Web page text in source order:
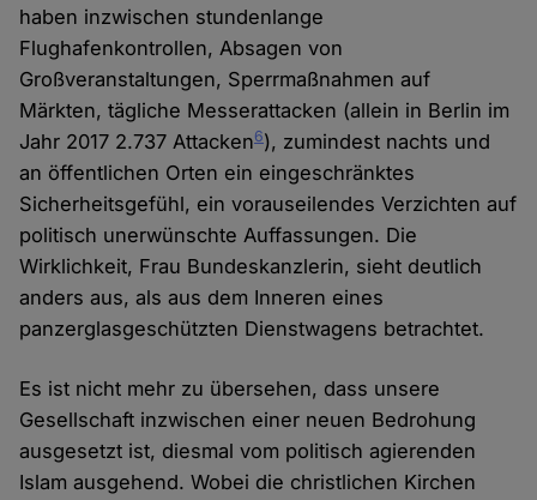
haben inzwischen stundenlange
Flughafenkontrollen, Absagen von
Großveranstaltungen, Sperrmaßnahmen auf
Märkten, tägliche Messerattacken (allein in Berlin im
Jahr 2017 2.737 Attacken6), zumindest nachts und
an öffentlichen Orten ein eingeschränktes
Sicherheitsgefühl, ein vorauseilendes Verzichten auf
politisch unerwünschte Auffassungen. Die
Wirklichkeit, Frau Bundeskanzlerin, sieht deutlich
anders aus, als aus dem Inneren eines
panzerglasgeschützten Dienstwagens betrachtet.
Es ist nicht mehr zu übersehen, dass unsere
Gesellschaft inzwischen einer neuen Bedrohung
ausgesetzt ist, diesmal vom politisch agierenden
Islam ausgehend. Wobei die christlichen Kirchen